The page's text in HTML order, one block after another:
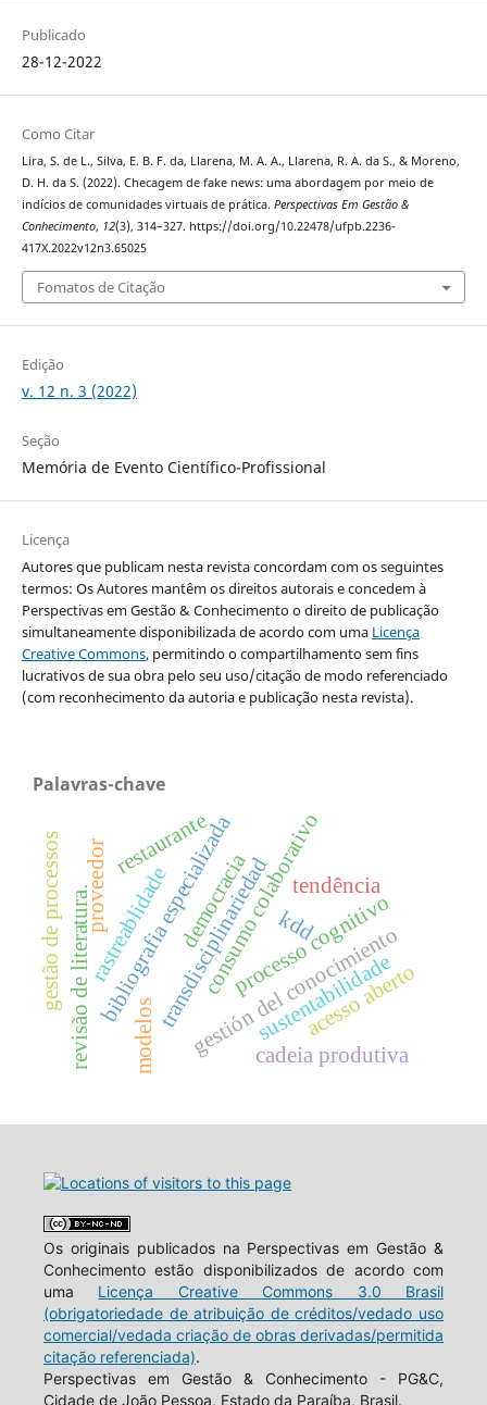
Publicado
28-12-2022
Como Citar
Lira, S. de L., Silva, E. B. F. da, Llarena, M. A. A., Llarena, R. A. da S., & Moreno,
D. H. da S. (2022). Checagem de fake news: uma abordagem por meio de
indícios de comunidades virtuais de prática. Perspectivas Em Gestão &
Conhecimento, 12(3), 314–327. https://doi.org/10.22478/ufpb.2236-
417X.2022v12n3.65025
Fomatos de Citação
Edição
v. 12 n. 3 (2022)
Seção
Memória de Evento Científico-Profissional
Licença
Autores que publicam nesta revista concordam com os seguintes
termos: Os Autores mantêm os direitos autorais e concedem à
Perspectivas em Gestão & Conhecimento o direito de publicação
simultaneamente disponibilizada de acordo com uma Licença
Creative Commons, permitindo o compartilhamento sem fins
lucrativos de sua obra pelo seu uso/citação de modo referenciado
(com reconhecimento da autoria e publicação nesta revista).
Palavras-chave
processo cognitivo
consumo colaborativo
bibliografia especializada
transdisciplinariedadkdd
gestión del conocimiento
sustentabilidade
cadeia produtiva
tendência
democracia
revisão de literatura. acesso aberto
modelos
rastreablidade
gestão de processos proveedor restaurante
Os originais publicados na Perspectivas em Gestão &
Conhecimento estão disponibilizados de acordo com
uma Licença Creative Commons 3.0 Brasil
(obrigatoriedade de atribuição de créditos/vedado uso
comercial/vedada criação de obras derivadas/permitida
citação referenciada).
Perspectivas em Gestão & Conhecimento - PG&C,
Cidade de João Pessoa, Estado da Paraíba, Brasil.